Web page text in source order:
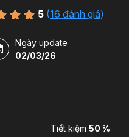
5 (16 đánh giá)
Ngày update
02/03/26
Tiết kiệm 50 %